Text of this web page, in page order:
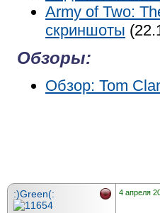
Army of Two:
скриншоты
Обзоры:
Обзор: Tom
:)Green(: 4 апреля